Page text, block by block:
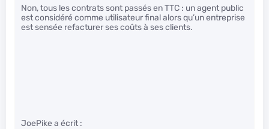
Non, tous les contrats sont passés en TTC : un agent public
est considéré comme utilisateur final alors qu’un entreprise
est sensée refacturer ses coûts à ses clients.
JoePike a écrit :